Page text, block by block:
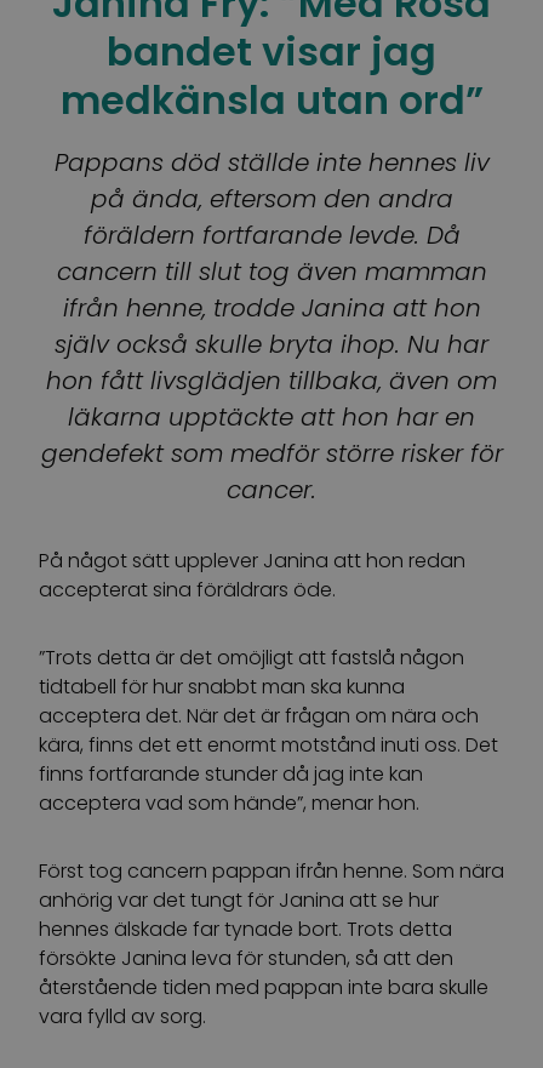
bandet visar jag
medkänsla utan ord”
Pappans död ställde inte hennes liv
på ända, eftersom den andra
föräldern fortfarande levde. Då
cancern till slut tog även mamman
ifrån henne, trodde Janina att hon
själv också skulle bryta ihop. Nu har
hon fått livsglädjen tillbaka, även om
läkarna upptäckte att hon har en
gendefekt som medför större risker för
cancer.
På något sätt upplever Janina att hon redan
accepterat sina föräldrars öde.
”Trots detta är det omöjligt att fastslå någon
tidtabell för hur snabbt man ska kunna
acceptera det. När det är frågan om nära och
kära, finns det ett enormt motstånd inuti oss. Det
finns fortfarande stunder då jag inte kan
acceptera vad som hände”, menar hon.
Först tog cancern pappan ifrån henne. Som nära
anhörig var det tungt för Janina att se hur
hennes älskade far tynade bort. Trots detta
försökte Janina leva för stunden, så att den
återstående tiden med pappan inte bara skulle
vara fylld av sorg.